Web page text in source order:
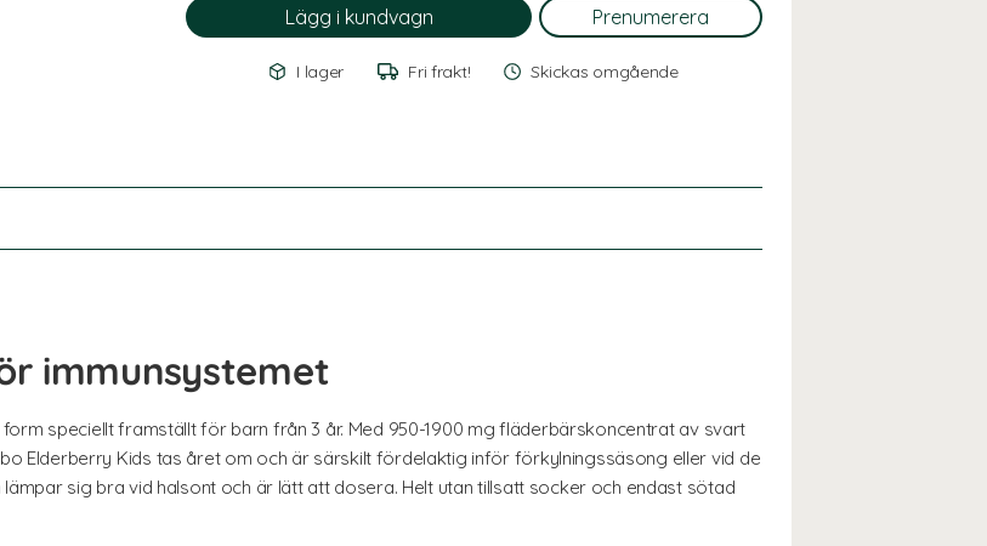
I lager Fri frakt! Skickas omgående
immunsystemet
speciellt framställt för barn från 3 år. Med 950-1900 mg fläderbärskoncentrat av svart
Elderberry Kids tas året om och är särskilt fördelaktig inför förkylningssäsong eller vid de
sig bra vid halsont och är lätt att dosera. Helt utan tillsatt socker och endast sötad